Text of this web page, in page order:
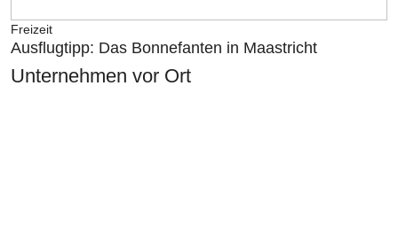
Freizeit
Ausflugtipp: Das Bonnefanten in Maastricht
Unternehmen vor Ort